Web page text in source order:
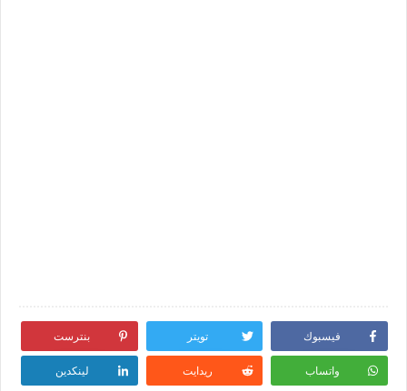
فيسبوك تويتر بنترست
واتساب ريدايت لينكدين